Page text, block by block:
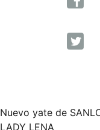
Nuevo yate de
LADY LENA